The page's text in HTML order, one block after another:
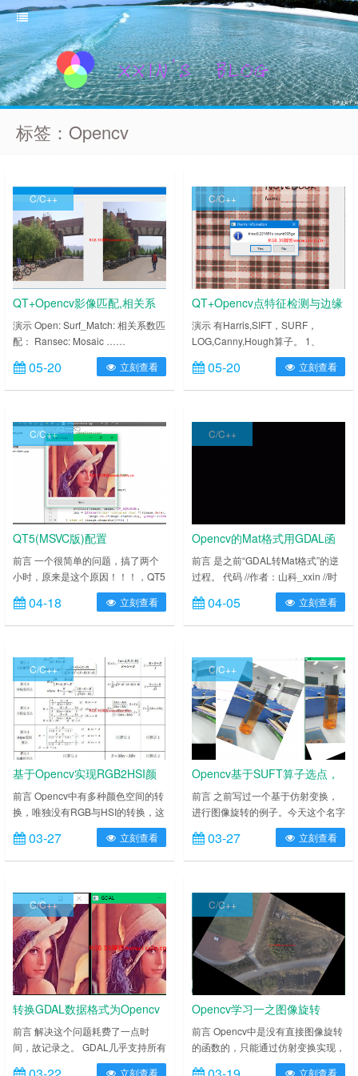
标签：Opencv
C/C++
QT+Opencv影像匹配,相关系
数计算,Ransec,镶嵌拼接
演示 Open: Surf_Match: 相关系数匹
配： Ransec: Mosaic ……
05-20 立刻查看
C/C++
QT+Opencv点特征检测与边缘
特征检测
演示 有Harris,SIFT，SURF，
LOG,Canny,Hough算子。 1、
Harris 2、SIFT 3、SURF 4、
Canny+Hough 5、LOG ……
05-20 立刻查看
C/C++
QT5(MSVC版)配置
Opencv2.4.11
前言 一个很简单的问题，搞了两个
小时，原来是这个原因！！！，QT5
中的INCLUDEPATH的路径不能太
深。。。。。所以我直接把文件复制
到D盘，然后配置成功了。 方法 如
Studio编译器的Qt（例如我安装的这
个Qt），则不需要网传的对OpenCV
进行编译的这个麻烦过程，直接利用
VS的预编译文件即可。 Qt程……
04-18 立刻查看
C/C++
Opencv的Mat格式用GDAL函
数保存文件
前言 是之前“GDAL转Mat格式”的逆
过程。 代码 //作者：山科_xxin //时
间：2017-04-05 21:53:44 //功能：
<a
href="https://www.ixxin.cn/tag/
的文章" target……
04-05 立刻查看
C/C++
基于Opencv实现RGB2HSI颜
色空间变换
前言 Opencv中有多种颜色空间的转
换，唯独没有RGB与HSI的转换，这
在遥感影像处理中至关重要，所以写
了这个，这个转换有多种方法，我用
两种方法实现了，但是方法1算出来
改进结果正确，解决了网上代码存在
的一些问题，应该是全网（百度、
Google）差不多是最好的了，欢迎
打脸。 算法介绍，看这里：
http://blog.sina.……
03-27 立刻查看
C/C++
Opencv基于SUFT算子选点，
匹配，仿射变换纠正图片
前言 之前写过一个基于仿射变换，
进行图像旋转的例子。今天这个名字
比较绕，其实就是SUFT算子选点，
然后进行点的匹配，基于匹配计算变
换矩阵，最后基于变换矩阵进行图片
小尝试。 代码 /* 作者：山科_xxin
时间：2017-03-27 22:53:11 功能：
Opencv基于SUFI算子选点，匹配，
<a hr……
03-27 立刻查看
C/C++
转换GDAL数据格式为Opencv
Mat
前言 解决这个问题耗费了一点时
间，故记录之。 GDAL几乎支持所有
的图片，栅格，遥感影像格式，但算
立刻查看
C/C++
Opencv学习一之图像旋转
前言 Opencv中是没有直接图像旋转
的函数的，只能通过仿射变换实现，
但在实现过程中会出现部门内容被裁
立刻查看